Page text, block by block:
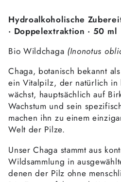
Hydroalkoholische
· Doppelextraktion · 50 ml
Bio Wildchaga (Inonotus
Chaga, botanisch bekannt
ein Vitalpilz, der natürlich in
wächst, hauptsächlich auf
Wachstum und sein
machen ihn zu einem
Welt der Pilze.
Unser Chaga stammt aus
Wildsammlung in
denen der Pilz ohne